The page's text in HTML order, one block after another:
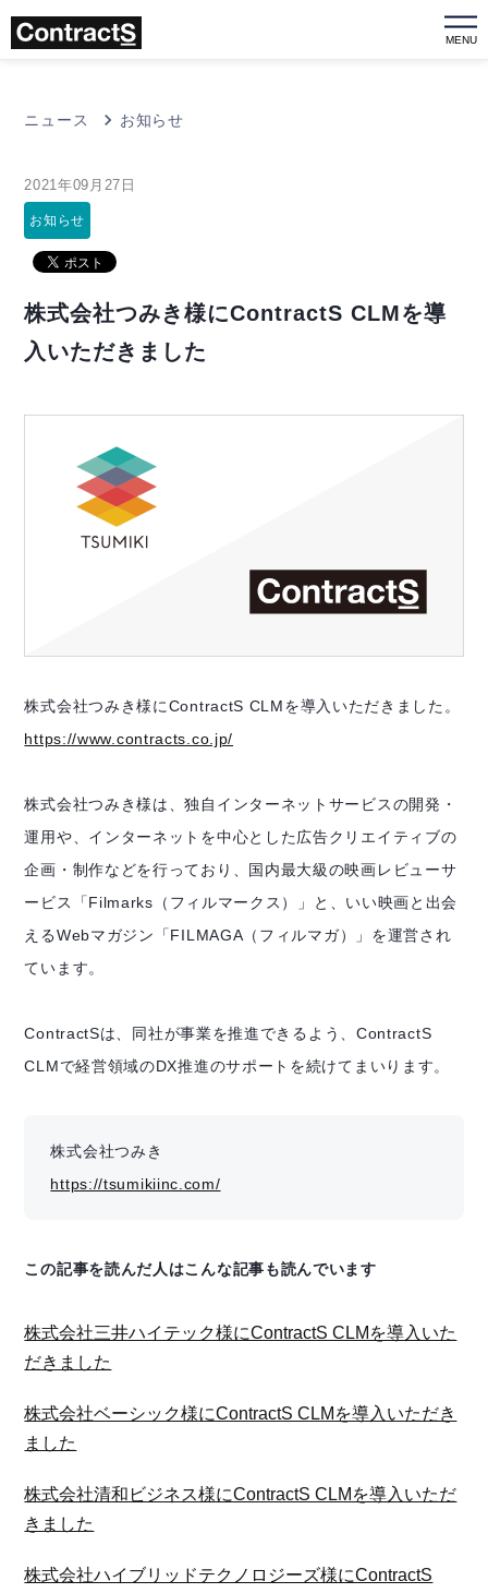
MENU
ニュース お知らせ
2021年09月27日
お知らせ
株式会社つみき様にContractS CLMを導
入いただきました
株式会社つみき様にContractS CLMを導入いただきました。
https://www.contracts.co.jp/
株式会社つみき様は、独自インターネットサービスの開発・
運用や、インターネットを中心とした広告クリエイティブの
企画・制作などを行っており、国内最大級の映画レビューサ
ービス「Filmarks（フィルマークス）」と、いい映画と出会
えるWebマガジン「FILMAGA（フィルマガ）」を運営され
ています。
ContractSは、同社が事業を推進できるよう、ContractS
CLMで経営領域のDX推進のサポートを続けてまいります。
株式会社つみき
https://tsumikiinc.com/
この記事を読んだ人はこんな記事も読んでいます
株式会社三井ハイテック様にContractS CLMを導入いた
だきました
株式会社ベーシック様にContractS CLMを導入いただき
ました
株式会社清和ビジネス様にContractS CLMを導入いただ
きました
株式会社ハイブリッドテクノロジーズ様にContractS